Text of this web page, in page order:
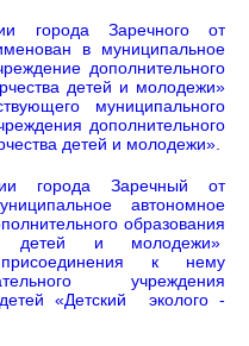
города Заречного от
в муниципальное
дополнительного
детей и молодежи»
муниципального
дополнительного
детей и молодежи».
города Заречный от
автономное
образования
детей и молодежи»
к нему
учреждения
«Детский эколого -